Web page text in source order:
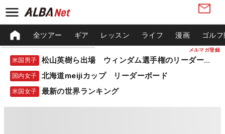
メルマガ登録
全ツアー ギア レッスン ライフ 漫画 ゴル
米国男子 松山英樹ら出場 ウィンダム選手権のリーダーボード
国内女子 北海道meijiカップ リーダーボード
米国女子 最新の世界ランキング